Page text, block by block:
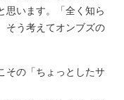
思います。「全く知ら
そう考えてオンブズの
その「ちょっとしたサ